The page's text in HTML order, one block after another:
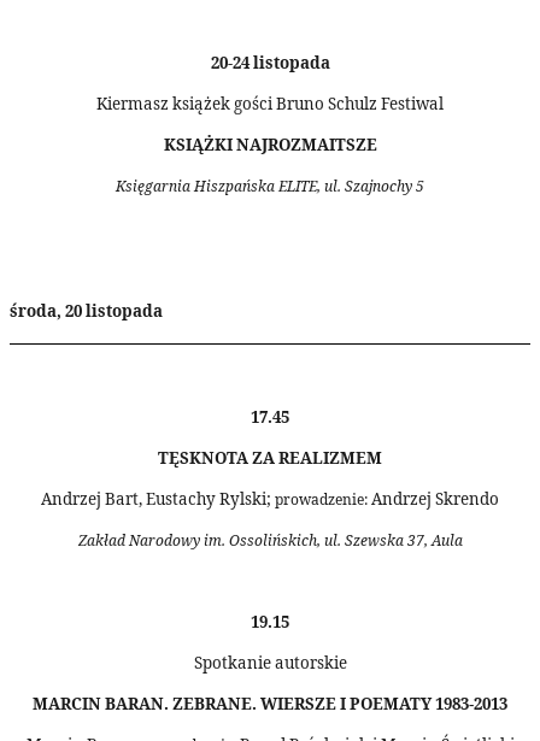
20-24 listopada
Kiermasz książek gości Bruno Schulz Festiwal
KSIĄŻKI NAJROZMAITSZE
Księgarnia Hiszpańska ELITE, ul. Szajnochy 5
środa, 20 listopada
17.45
TĘSKNOTA ZA REALIZMEM
Andrzej Bart, Eustachy Rylski; prowadzenie: Andrzej Skrendo
Zakład Narodowy im. Ossolińskich, ul. Szewska 37, Aula
19.15
Spotkanie autorskie
MARCIN BARAN. ZEBRANE. WIERSZE I POEMATY 1983-2013